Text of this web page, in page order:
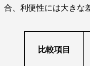
合、利便性には大きな
比較項目